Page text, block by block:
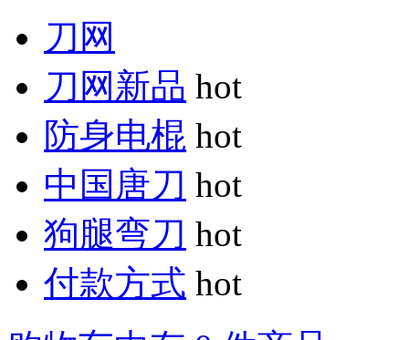
刀网
刀网新品 hot
防身电棍 hot
中国唐刀 hot
狗腿弯刀 hot
付款方式 hot